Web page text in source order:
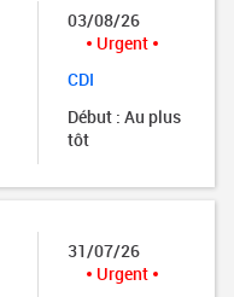
03/08/26
Urgent
CDI
Début : Au plus
tôt
31/07/26
Urgent